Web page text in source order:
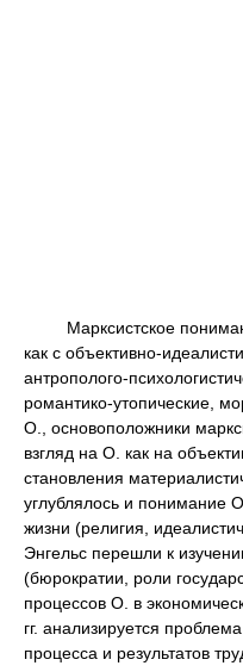
Марксистское
как с объективно-
антрополого-
романтико-утопические,
О., основоположники
взгляд на О. как на
становления
углублялось и понимание
жизни (религия,
Энгельс перешли к
(бюрократии, роли
процессов О. в
гг. анализируется
процесса и результатов